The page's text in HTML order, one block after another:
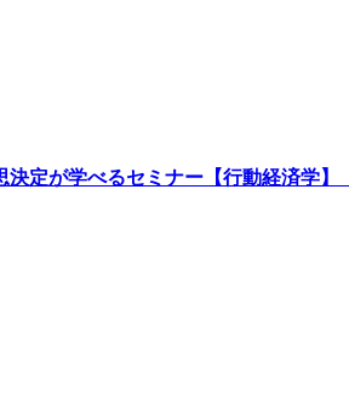
定が学べるセミナー【行動経済学】